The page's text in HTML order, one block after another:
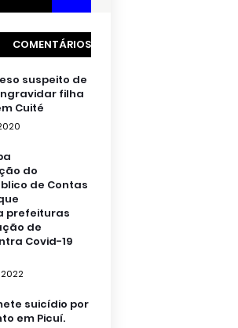
COMENTÁRIOS
suspeito de
filha
Cuité
do
de Contas
prefeituras
de
Covid-19
suicídio por
em Picuí.